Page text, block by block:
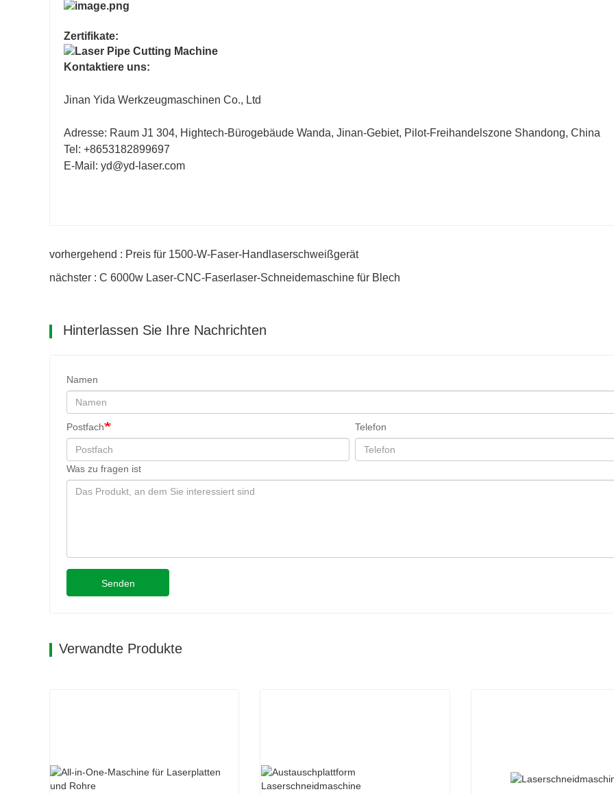
Zertifikate:
Kontaktiere uns:
Jinan Yida Werkzeugmaschinen Co., Ltd
Adresse: Raum J1 304, Hightech-Bürogebäude Wanda, Jinan-Gebiet, Pilot-Freihandelszone Shandong, China
Tel: +8653182899697
E-Mail: yd@yd-laser.com
vorhergehend : Preis für 1500-W-Faser-Handlaserschweißgerät
nächster : C 6000w Laser-CNC-Faserlaser-Schneidemaschine für Blech
Hinterlassen Sie Ihre Nachrichten
Namen
Postfach Telefon
Was zu fragen ist
Senden
Verwandte Produkte